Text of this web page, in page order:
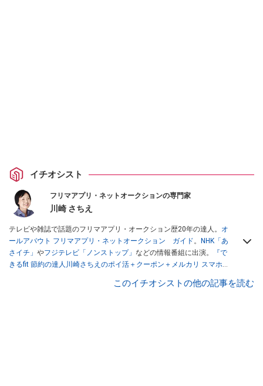
イチオシスト
フリマアプリ・ネットオークションの専門家
川崎 さちえ
テレビや雑誌で話題のフリマアプリ・オークション歴20年の達人。 オ
ールアバウト フリマアプリ・ネットオークション ガイド。
NHK「あ
さイチ」 やフジテレビ「ノンストップ」 などの情報番組に出演。
『で
きるfit 節約の達人川崎さちえのポイ活＋クーポン＋メルカリ スマホで
スマホ1つでスキマ時間に効率的に稼ぐ！』（翔泳社刊） ほか著書多
このイチオシストの他の記事を読む